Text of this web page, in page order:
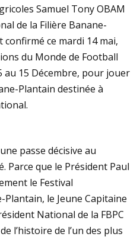
Samuel Tony OBAM
de la Filière Banane-
ce mardi 14 mai,
du Monde de Football
au 15 Décembre, pour jouer
Plantain destinée à
passe décisive au
Parce que le Président Paul
le Festival
le Jeune Capitaine
National de la FBPC
l’histoire de l’un des plus